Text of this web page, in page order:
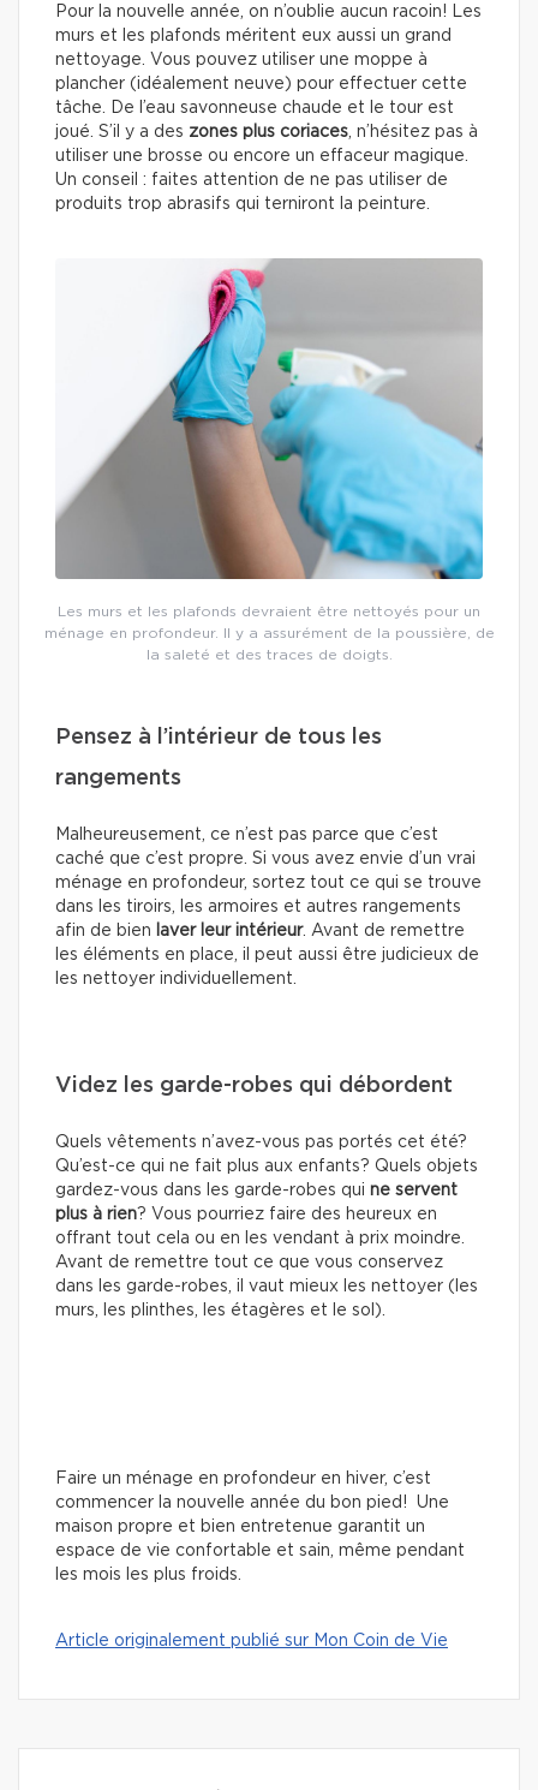
Pour la nouvelle année, on n’oublie aucun racoin! Les
murs et les plafonds méritent eux aussi un grand
nettoyage. Vous pouvez utiliser une moppe à
plancher (idéalement neuve) pour effectuer cette
tâche. De l’eau savonneuse chaude et le tour est
joué. S’il y a des zones plus coriaces, n’hésitez pas à
utiliser une brosse ou encore un effaceur magique.
Un conseil : faites attention de ne pas utiliser de
produits trop abrasifs qui terniront la peinture.
Les murs et les plafonds devraient être nettoyés pour un
ménage en profondeur. Il y a assurément de la poussière, de
la saleté et des traces de doigts.
Pensez à l’intérieur de tous les
rangements
Malheureusement, ce n’est pas parce que c’est
caché que c’est propre. Si vous avez envie d’un vrai
ménage en profondeur, sortez tout ce qui se trouve
dans les tiroirs, les armoires et autres rangements
afin de bien
laver leur intérieur. Avant de remettre
les éléments en place, il peut aussi être judicieux de
les nettoyer individuellement.
Videz les garde-robes qui débordent
Quels vêtements n’avez-vous pas portés cet été?
Qu’est-ce qui ne fait plus aux enfants? Quels objets
gardez-vous dans les garde-robes qui ne servent
plus à rien? Vous pourriez faire des heureux en
offrant tout cela ou en les vendant à prix moindre.
Avant de remettre tout ce que vous conservez
dans les garde-robes, il vaut mieux les nettoyer (les
murs, les plinthes, les étagères et le sol).
Faire un ménage en profondeur en hiver, c’est
commencer la nouvelle année du bon pied! Une
maison propre et bien entretenue garantit un
espace de vie confortable et sain, même pendant
les mois les plus froids.
Article originalement publié sur Mon Coin de Vie